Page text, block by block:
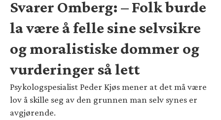
Svarer Omberg: – Folk burde
la være å felle sine selvsikre
og moralistiske dommer og
vurderinger så lett
Psykologspesialist Peder Kjøs mener at det må være
lov å skille seg av den grunnen man selv synes er
avgjørende.